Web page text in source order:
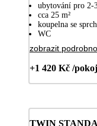
ubytování pro 2-
cca 25 m²
koupelna se
WC
zobrazit
+1 420 Kč /pokoj
TWIN